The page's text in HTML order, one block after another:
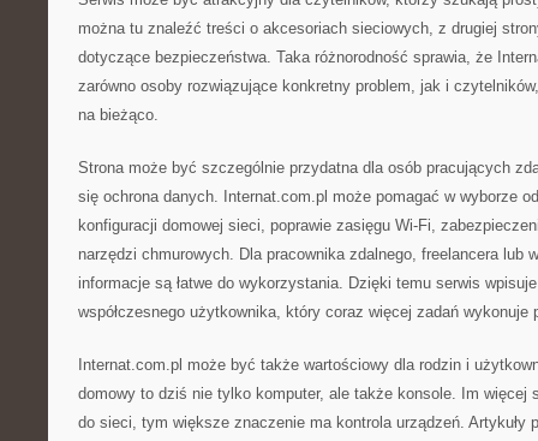
można tu znaleźć treści o akcesoriach sieciowych, z drugiej
dotyczące bezpieczeństwa. Taka różnorodność sprawia, że
zarówno osoby rozwiązujące konkretny problem, jak i
na bieżąco.
Strona może być szczególnie przydatna dla osób pracujących
się ochrona danych. Internat.com.pl może pomagać w wyborze
konfiguracji domowej sieci, poprawie zasięgu Wi-Fi,
narzędzi chmurowych. Dla pracownika zdalnego, freelancera lub
informacje są łatwe do wykorzystania. Dzięki temu serwis
współczesnego użytkownika, który coraz więcej zadań wykonuje
Internat.com.pl może być także wartościowy dla rodzin i
domowy to dziś nie tylko komputer, ale także konsole. Im więcej
do sieci, tym większe znaczenie ma kontrola urządzeń. Artykuły